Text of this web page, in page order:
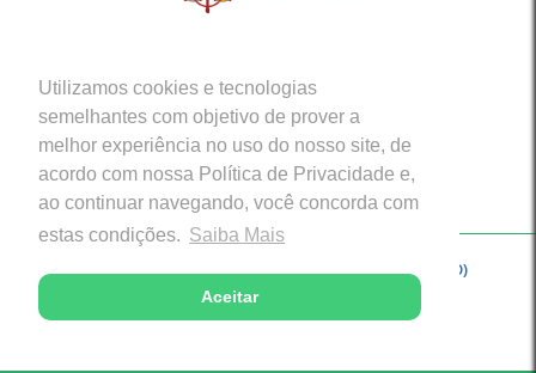
Utilizamos cookies e tecnologias
semelhantes com objetivo de prover a
melhor experiência no uso do nosso site, de
acordo com nossa Política de Privacidade e,
ao continuar navegando, você concorda com
estas condições. Saiba Mais
Aceitar
Copyright © 2026 - Arquidiocese de Porto Velho (RO)
Desenvolvido com excelência por